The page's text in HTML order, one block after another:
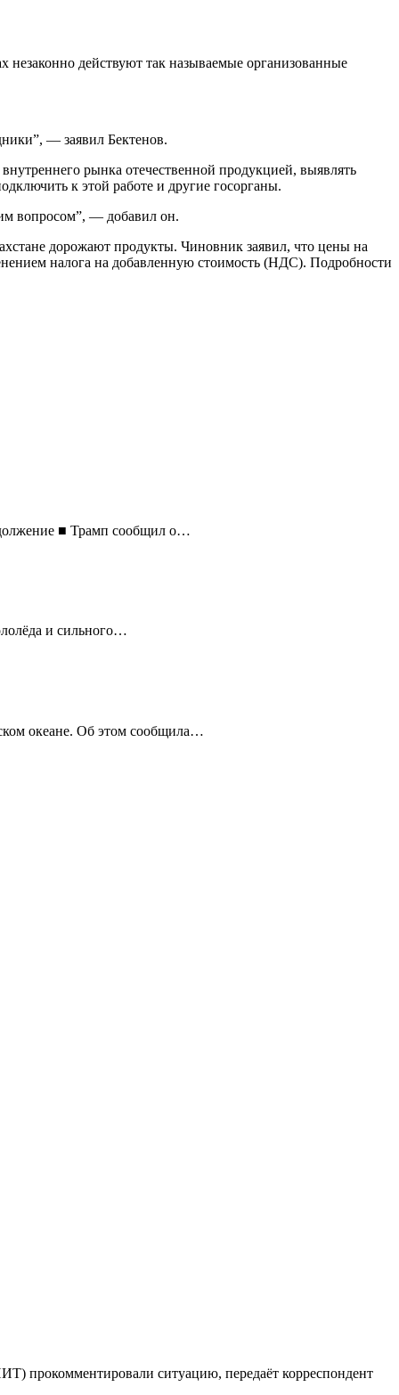
действуют так называемые организованные
— заявил Бектенов.
рынка отечественной продукцией, выявлять
к этой работе и другие госорганы.
вопросом”, — добавил он.
дорожают продукты. Чиновник заявил, что цены на
налога на добавленную стоимость (НДС). Подробности
■ Трамп сообщил о…
и сильного…
океане. Об этом сообщила…
прокомментировали ситуацию, передаёт корреспондент